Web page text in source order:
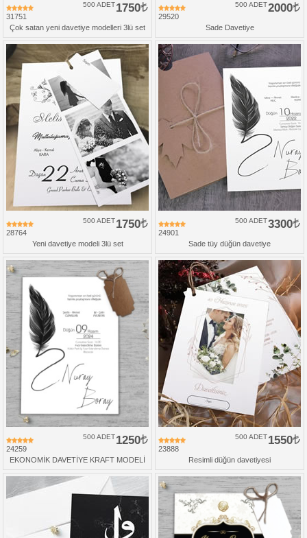
31751
1750
500 ADET
Çok satan yeni davetiye modelleri 3lü set
29520
2000
500 ADET
Sade Davetiye
28764
1750
500 ADET
Yeni davetiye modeli 3lü set
24901
3300
500 ADET
Sade tüy düğün davetiye
24259
1250
500 ADET
EKONOMİK DAVETİYE KRAFT MODELİ
23888
1550
500 ADET
Resimli düğün davetiyesi